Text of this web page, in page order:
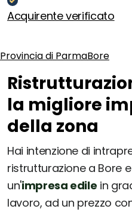
Acquirente verificato
Provincia di ParmaBore
la migliore
della zona
Hai intenzione di
ristrutturazione a Bore
un'impresa edile in
lavoro, ad un prezzo